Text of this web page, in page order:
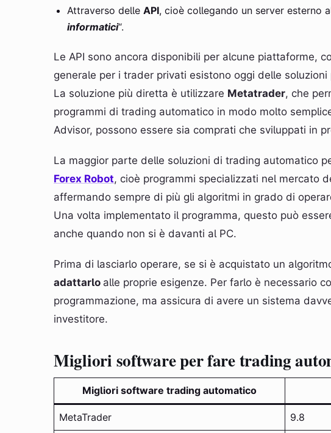
Attraverso delle API, cioè collegando un server esterno
informatici“.
Le API sono ancora disponibili per alcune piattaforme,
generale per i trader privati esistono oggi delle soluzioni
La soluzione più diretta è utilizzare Metatrader, che
programmi di trading automatico in modo molto
Advisor, possono essere sia comprati che sviluppati in
La maggior parte delle soluzioni di trading automatico
Forex Robot, cioè programmi specializzati nel mercato
affermando sempre di più gli algoritmi in grado di
Una volta implementato il programma, questo può
anche quando non si è davanti al PC.
Prima di lasciarlo operare, se si è acquistato un
adattarlo alle proprie esigenze. Per farlo è necessario
programmazione, ma assicura di avere un sistema
investitore.
Migliori software per fare trading
Migliori software trading automatico
MetaTrader 9.8